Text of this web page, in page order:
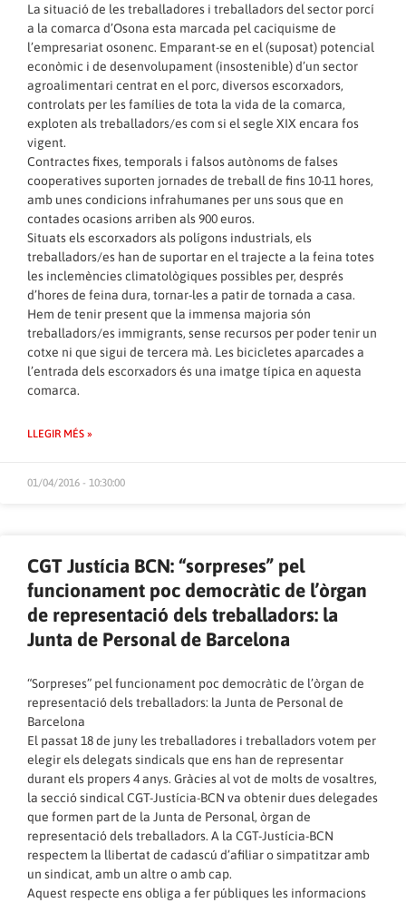
La situació de les treballadores i treballadors del sector porcí
a la comarca d’Osona esta marcada pel caciquisme de
l’empresariat osonenc. Emparant-se en el (suposat) potencial
econòmic i de desenvolupament (insostenible) d’un sector
agroalimentari centrat en el porc, diversos escorxadors,
controlats per les famílies de tota la vida de la comarca,
exploten als treballadors/es com si el segle XIX encara fos
vigent.
Contractes fixes, temporals i falsos autònoms de falses
cooperatives suporten jornades de treball de fins 10-11 hores,
amb unes condicions infrahumanes per uns sous que en
contades ocasions arriben als 900 euros.
Situats els escorxadors als polígons industrials, els
treballadors/es han de suportar en el trajecte a la feina totes
les inclemències climatològiques possibles per, després
d’hores de feina dura, tornar-les a patir de tornada a casa.
Hem de tenir present que la immensa majoria són
treballadors/es immigrants, sense recursos per poder tenir un
cotxe ni que sigui de tercera mà. Les bicicletes aparcades a
l’entrada dels escorxadors és una imatge típica en aquesta
comarca.
LLEGIR MÉS »
01/04/2016 - 10:30:00
CGT Justícia BCN: “sorpreses” pel
funcionament poc democràtic de l’òrgan
de representació dels treballadors: la
Junta de Personal de Barcelona
“Sorpreses” pel funcionament poc democràtic de l’òrgan de
representació dels treballadors: la Junta de Personal de
Barcelona
El passat 18 de juny les treballadores i treballadors votem per
elegir els delegats sindicals que ens han de representar
durant els propers 4 anys. Gràcies al vot de molts de vosaltres,
la secció sindical CGT-Justícia-BCN va obtenir dues delegades
que formen part de la Junta de Personal, òrgan de
representació dels treballadors. A la CGT-Justícia-BCN
respectem la llibertat de cadascú d’afiliar o simpatitzar amb
un sindicat, amb un altre o amb cap.
Aquest respecte ens obliga a fer públiques les informacions